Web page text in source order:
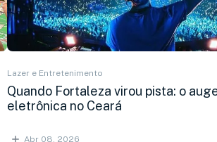
Lazer e Entretenimento
Quando Fortaleza virou pista: o
eletrônica no Ceará
Abr 08, 2026